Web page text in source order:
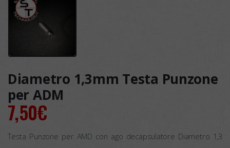
Diametro 1,3mm Testa Punzone
per ADM
7,50€
Testa Punzone per AMD con ago decapsulatore Diametro 1,3